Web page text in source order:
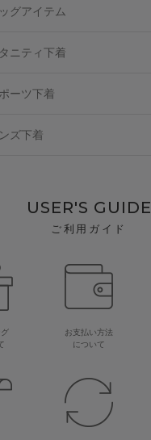
グアイテム
ニティ下着
ーツ下着
ズ下着
USER'S GUIDE
ご利用ガイド
お支払い方法
について